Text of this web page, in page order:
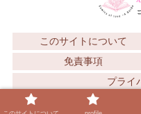
このサイトについて
免責事項
プライ
© 2025 恋